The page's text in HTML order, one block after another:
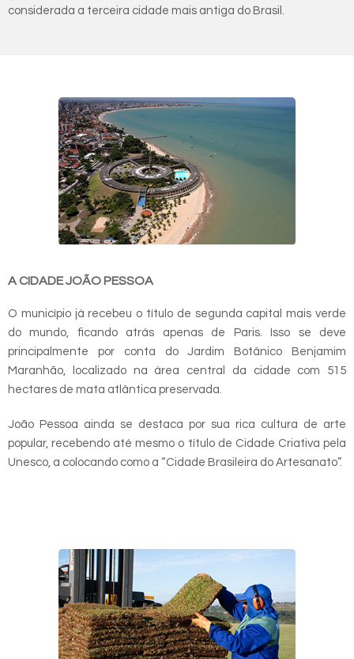
considerada a terceira cidade mais antiga do Brasil.
A CIDADE JOÃO PESSOA
O município já recebeu o título de segunda capital mais verde
do mundo, ficando atrás apenas de Paris. Isso se deve
principalmente por conta do Jardim Botânico Benjamim
Maranhão, localizado na área central da cidade com 515
hectares de mata atlântica preservada.
João Pessoa ainda se destaca por sua rica cultura de arte
popular, recebendo até mesmo o título de Cidade Criativa pela
Unesco, a colocando como a “Cidade Brasileira do Artesanato”.